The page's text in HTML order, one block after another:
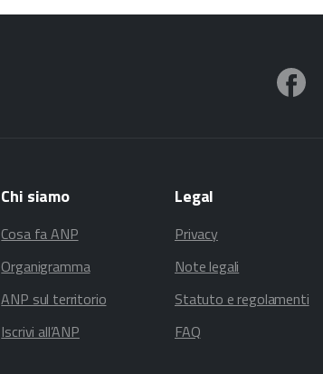
Chi siamo
Cosa fa ANP
Organigramma
ANP sul territorio
Iscrivi all’ANP
Legal
Privacy
Note legali
Statuto e regolamenti
FAQ